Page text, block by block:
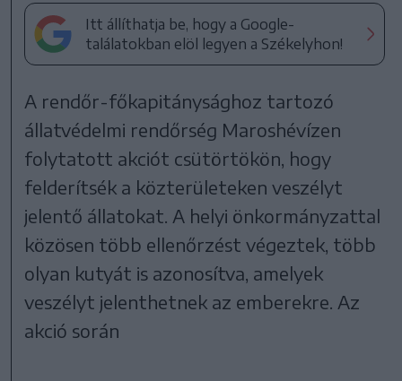
Itt állíthatja be, hogy a Google-
találatokban elöl legyen a Székelyhon!
A rendőr-főkapitánysághoz tartozó
állatvédelmi rendőrség Maroshévízen
folytatott akciót csütörtökön, hogy
felderítsék a közterületeken veszélyt
jelentő állatokat. A helyi önkormányzattal
közösen több ellenőrzést végeztek, több
olyan kutyát is azonosítva, amelyek
veszélyt jelenthetnek az emberekre. Az
akció során